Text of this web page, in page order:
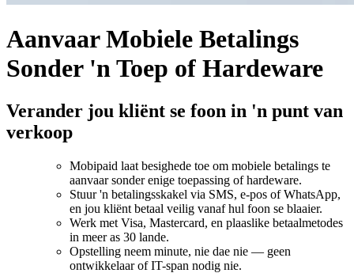
Aanvaar Mobiele Betalings
Sonder 'n Toep of Hardeware
Verander jou kliënt se foon in 'n punt van
verkoop
Mobipaid laat besighede toe om mobiele betalings te
aanvaar sonder enige toepassing of hardeware.
Stuur 'n betalingsskakel via SMS, e-pos of WhatsApp,
en jou kliënt betaal veilig vanaf hul foon se blaaier.
Werk met Visa, Mastercard, en plaaslike betaalmetodes
in meer as 30 lande.
Opstelling neem minute, nie dae nie — geen
ontwikkelaar of IT-span nodig nie.